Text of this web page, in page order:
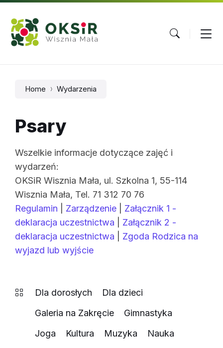
Skip
content
Skip
main
navigation
Skip
footer
Home Wydarzenia
Psary
Wszelkie informacje dotyczące zajęć i
wydarzeń:
OKSiR Wisznia Mała, ul. Szkolna 1, 55-114
Wisznia Mała, Tel. 71 312 70 76
Regulamin
Zarządzenie
Załącznik 1 -
deklaracja uczestnictwa
Załącznik 2 -
deklaracja uczestnictwa
Zgoda Rodzica na
wyjazd lub wyjście
Dla dorosłych
Dla dzieci
Galeria na Zakręcie
Gimnastyka
Joga
Kultura Muzyka
Nauka